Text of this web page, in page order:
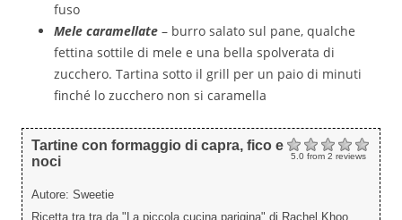
fuso
Mele caramellate – burro salato sul pane, qualche
fettina sottile di mele e una bella spolverata di
zucchero. Tartina sotto il grill per un paio di minuti
finché lo zucchero non si caramella
5.0from 2 reviews
Tartine con formaggio di capra, fico e
noci
Autore: Sweetie
Ricetta tra tra da "La piccola cucina parigina" di Rachel Khoo